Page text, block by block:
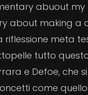
abuout my
about making a
riflessione meta
tutto
e Defoe, che
come quello